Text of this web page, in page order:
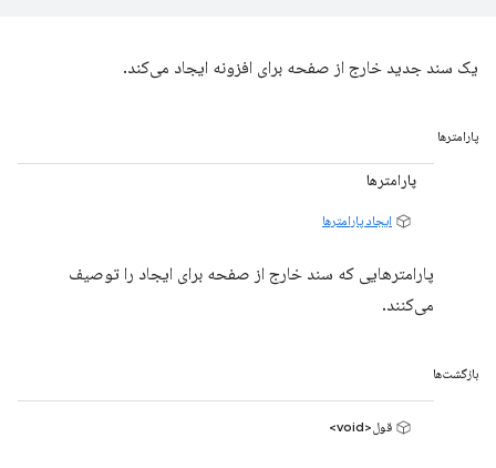
یک سند جدید خارج از صفحه برای افزونه ایجاد می‌کند.
پارامترها
پارامترها
ایجاد پارامترها
پارامترهایی که سند خارج از صفحه برای ایجاد را توصیف
می‌کنند.
بازگشت‌ها
قول<void>